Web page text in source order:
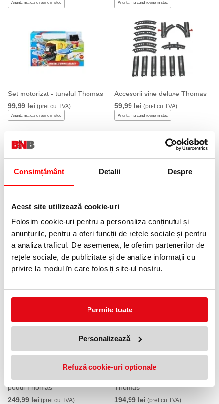
Consimțământ Detalii Despre
Acest site utilizează cookie-uri
Folosim cookie-uri pentru a personaliza conținutul și
anunțurile, pentru a oferi funcții de rețele sociale și pentru
a analiza traficul. De asemenea, le oferim partenerilor de
rețele sociale, de publicitate și de analize informații cu
privire la modul în care folosiți site-ul nostru.
Permite toate
Personalizează
Refuză cookie-uri optionale
Anunta-ma cand revine in stoc Anunta-ma cand revine in stoc
Set motorizat - tunelul Thomas
99,99 lei (pret cu TVA)
Anunta-ma cand revine in stoc
Accesorii sine deluxe Thomas
59,99 lei (pret cu TVA)
Anunta-ma cand revine in stoc
Set de joaca - Aventuri cu
69,99 lei(pret cu TVA)
Anunta-ma cand revine in stoc
NOUTATI
Set motorizat - traverseaza
podul Thomas
249,99 lei (pret cu TVA)
Set de joaca - Gara Knapford
Thomas
194,99 lei (pret cu TVA)